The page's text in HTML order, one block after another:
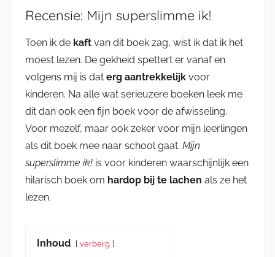
Recensie: Mijn superslimme ik!
Toen ik de kaft van dit boek zag, wist ik dat ik het
moest lezen. De gekheid spettert er vanaf en
volgens mij is dat erg aantrekkelijk voor
kinderen. Na alle wat serieuzere boeken leek me
dit dan ook een fijn boek voor de afwisseling.
Voor mezelf, maar ook zeker voor mijn leerlingen
als dit boek mee naar school gaat. Mijn
superslimme ik! is voor kinderen waarschijnlijk een
hilarisch boek om hardop bij te lachen als ze het
lezen.
Inhoud verberg